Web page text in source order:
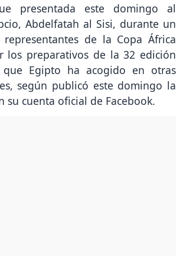
presentada este domingo al
Abdelfatah al Sisi, durante un
de la Copa África
los preparativos de la 32 edición
Egipto ha acogido en otras
según publicó este domingo la
su cuenta oficial de Facebook.